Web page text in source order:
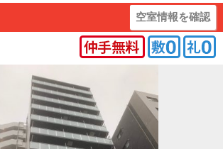
空室情報を確認